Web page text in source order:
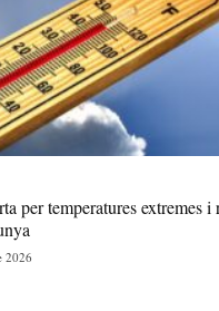
per temperatures extremes i
2026